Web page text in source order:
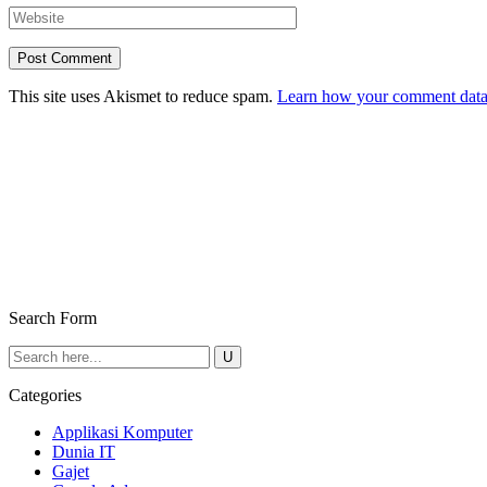
This site uses Akismet to reduce spam. Learn how your comment
Search Form
Categories
Applikasi Komputer
Dunia IT
Gajet